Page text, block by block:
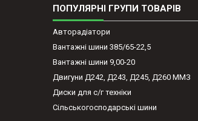
ПОПУЛЯРНІ ГРУПИ ТОВАРІВ
Авторадіатори
Вантажні шини 385/65-22,5
Вантажні шини 9,00-20
Двигуни Д242, Д243, Д245, Д260 ММЗ
Диски для с/г техніки
Сільськогосподарські шини